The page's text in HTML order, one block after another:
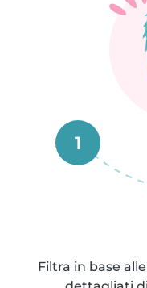
1
Filtra in base